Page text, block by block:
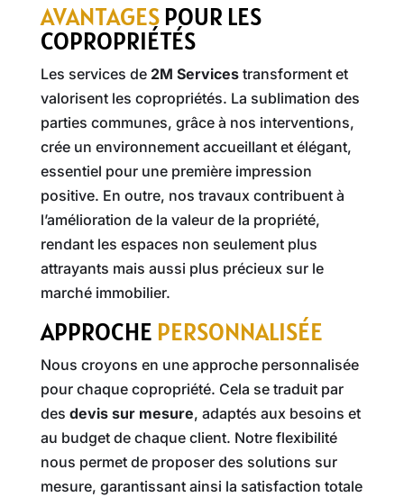
AVANTAGESPOUR LES
COPROPRIÉTÉS
Les services de 2M Servicestransforment et
valorisent les copropriétés. La sublimation des
parties communes, grâce à nos interventions,
crée un environnement accueillant et élégant,
essentiel pour une première impression
positive. En outre, nos travaux contribuent à
l’amélioration de la valeur de la propriété,
rendant les espaces non seulement plus
attrayants mais aussi plus précieux sur le
marché immobilier.
APPROCHE PERSONNALISÉE
Nous croyons en une approche personnalisée
pour chaque copropriété. Cela se traduit par
des devis sur mesure, adaptés aux besoins et
au budget de chaque client. Notre flexibilité
nous permet de proposer des solutions sur
mesure, garantissant ainsi la satisfaction totale